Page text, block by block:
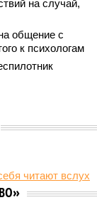
ждать от
достройки
леса» пайщики ЖК
ИИ)